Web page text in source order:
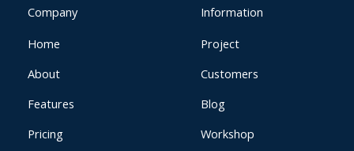
k
-
Company
Home
About
Features
Pricing
Information
Project
Customers
Blog
Workshop